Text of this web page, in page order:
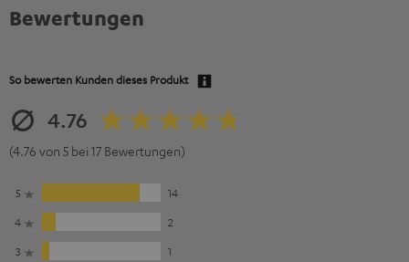
Bewertungen
So bewerten Kunden dieses Produkt
4.76
(4.76 von 5 bei 17 Bewertungen)
5
14
4
2
3
1